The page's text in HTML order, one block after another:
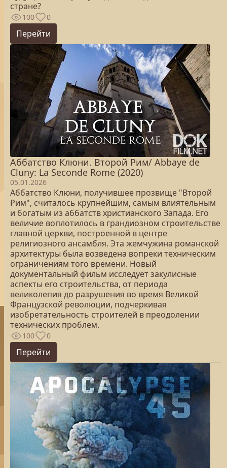
стране?
100 0
Перейти
Аббатство Клюни. Второй Рим/ Abbaye de
Cluny: La Seconde Rome (2020)
05.01.2026
Аббатство Клюни, получившее прозвище "Второй
Рим", считалось крупнейшим, самым влиятельным
и богатым из аббатств христианского Запада. Его
величие воплотилось в грандиозном строительстве
главной церкви, построенной в центре
религиозного ансамбля. Эта жемчужина романской
архитектуры была возведена вопреки техническим
ограничениям того времени. Новый
документальный фильм исследует закулисные
аспекты его строительства, от периода
великолепия до разрушения во время Великой
Французской революции, подчеркивая
изобретательность строителей в преодолении
технических проблем.
100 0
Перейти